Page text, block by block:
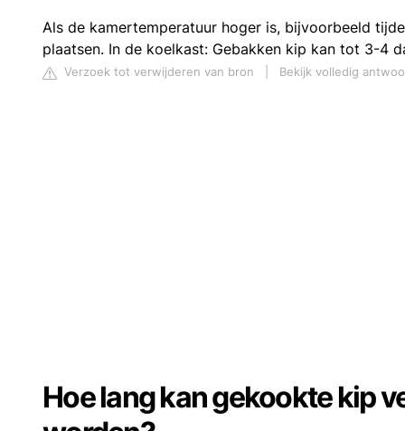
Als de kamertemperatuur hoger is, bijvoorbeeld
plaatsen. In de koelkast: Gebakken kip kan tot 3-4
Verzoek tot verwijderen van bron Bekijk volledig
Hoe lang kan gekookte kip